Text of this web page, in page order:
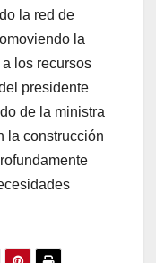
la red de
la
los recursos
presidente
de la ministra
la construcción